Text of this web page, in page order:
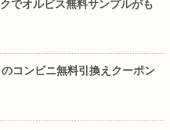
でオルビス無料サンプルがも
コンビニ無料引換えクーポン